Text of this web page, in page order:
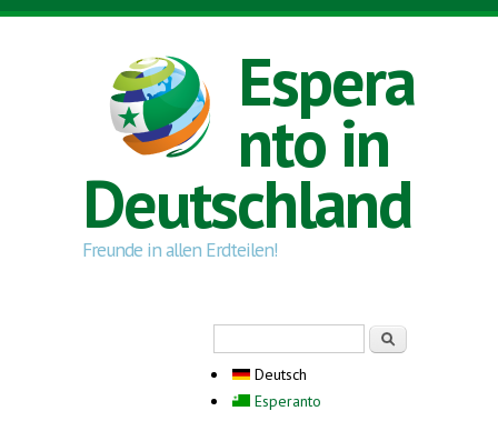
Direkt zum Inhalt
Espera
nto in
Deutschland
Freunde in allen Erdteilen!
Deutsch
Esperanto